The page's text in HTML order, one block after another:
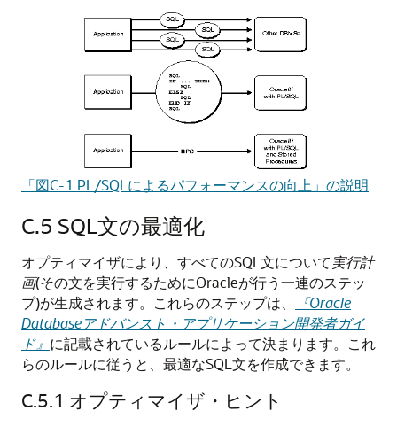
「図C-1 PL/SQLによるパフォーマンスの向上」の説明
C.5 SQL文の最適化
オプティマイザにより、すべてのSQL文について実行計
画(その文を実行するためにOracleが行う一連のステッ
プ)が生成されます。これらのステップは、
『Oracle
Databaseアドバンスト・アプリケーション開発者ガイ
ド』 に記載されているルールによって決まります。これ
らのルールに従うと、最適なSQL文を作成できます。
C.5.1 オプティマイザ・ヒント